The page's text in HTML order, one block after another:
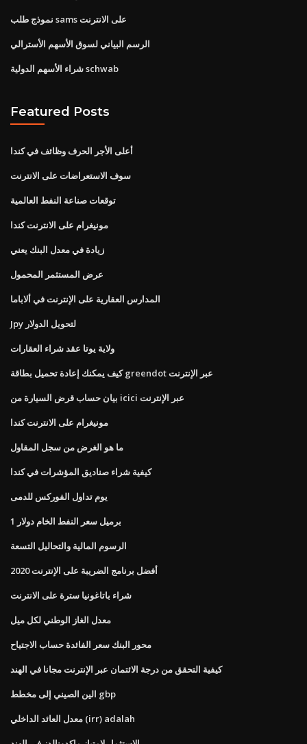
نموذج طلب sams على الانترنت
الرسم البياني لسوق الأسهم الأسترالي
شراء الأسهم الدولية schwab
Featured Posts
أعلى الأجر الحرف وظائف في كندا
سوف الاستعراضات على الانترنت
توقعات صناعة النفط العالمية
مونيغرام على الانترنت كندا
زيادة في معدل البنك يعني
عرض المستثمر المحمول
المدارس العقارية على الإنترنت في ألاباما
Jpy لتحويل الدولار
ولاية يوتا عقد شراء العقارات
كيف يمكنك إعادة تحميل بطاقة greendot عبر الإنترنت
بيان حساب قرض السيارة من icici عبر الإنترنت
مونيغرام على الانترنت كندا
ما هو الغرض من سجل المقاول
كيفية شراء صناديق المؤشرات في كندا
يوم تداول الفوركس للدمى
1 برميل سعر النفط الخام دولار
الرسوم المالية والتحاليل التسعة
أفضل برنامج الضريبة على الإنترنت 2020
شراء باتاغونيا سترة على الانترنت
معدل الغاز الوطني لكل ميل
محور البنك سعر الفائدة حساب الاجتياح
كيفية التحقق من درجة الائتمان عبر الإنترنت مجانا في الهند
الين الصيني إلى مخطط gbp
معدل العائد الداخلي (irr) adalah